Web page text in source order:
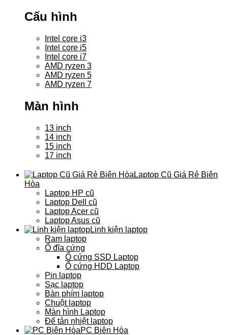
Cấu hình
Intel core i3
Intel core i5
Intel core i7
AMD ryzen 3
AMD ryzen 5
AMD ryzen 7
Màn hình
13 inch
14 inch
15 inch
17 inch
Laptop Cũ Giá Rẻ Biên
Hòa
Laptop HP cũ
Laptop Dell cũ
Laptop Acer cũ
Laptop Asus cũ
Linh kiện laptop
Ram laptop
Ổ đĩa cứng
Ổ cứng SSD Laptop
Ổ cứng HDD Laptop
Pin laptop
Sạc laptop
Bàn phím laptop
Chuột laptop
Màn hình Laptop
Đế tản nhiệt laptop
PC Biên Hòa